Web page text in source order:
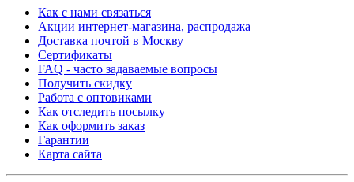
Как с нами связаться
Акции интернет-магазина, распродажа
Доставка почтой в Москву
Сертификаты
FAQ - часто задаваемые вопросы
Получить скидку
Работа с оптовиками
Как отследить посылку
Как оформить заказ
Гарантии
Карта сайта